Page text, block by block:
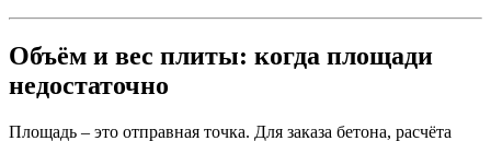
Объём и вес плиты: когда площади
недостаточно
Площадь – это отправная точка. Для заказа бетона, расчёта